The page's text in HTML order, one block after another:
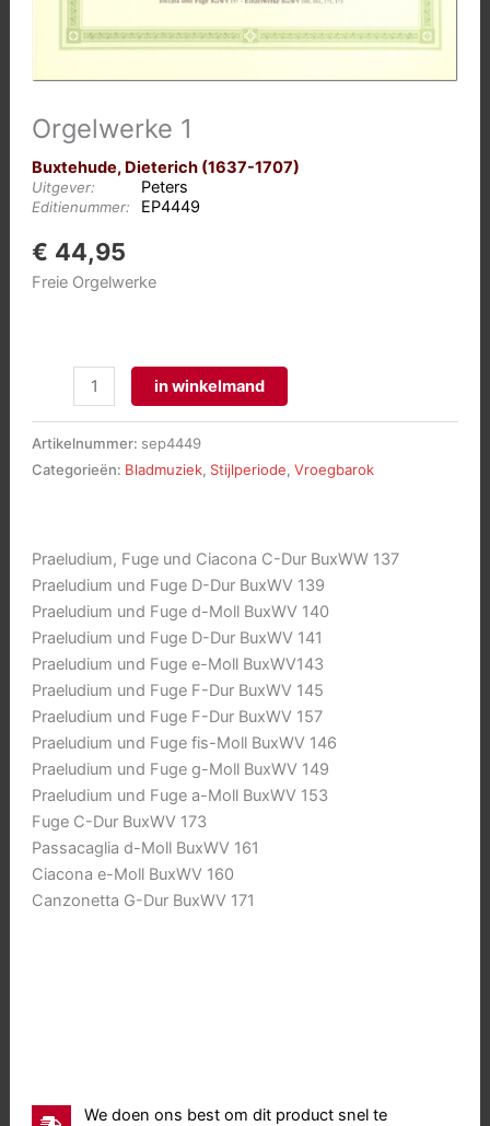
We doen ons best om dit product snel te
Orgelwerke 1
Buxtehude, Dieterich (1637-1707)
Uitgever: Peters
Editienummer: EP4449
€ 44,95
Freie Orgelwerke
Orgelwerke
in winkelmand
Artikelnummer: sep4449
Categorieën: Bladmuziek, Stijlperiode, Vroegbarok
Praeludium, Fuge und Ciacona C-Dur BuxWW 137
Praeludium und Fuge D-Dur BuxWV 139
Praeludium und Fuge d-Moll BuxWV 140
Praeludium und Fuge D-Dur BuxWV 141
Praeludium und Fuge e-Moll BuxWV143
Praeludium und Fuge F-Dur BuxWV 145
Praeludium und Fuge F-Dur BuxWV 157
Praeludium und Fuge fis-Moll BuxWV 146
Praeludium und Fuge g-Moll BuxWV 149
Praeludium und Fuge a-Moll BuxWV 153
Fuge C-Dur BuxWV 173
Passacaglia d-Moll BuxWV 161
Ciacona e-Moll BuxWV 160
Canzonetta G-Dur BuxWV 171